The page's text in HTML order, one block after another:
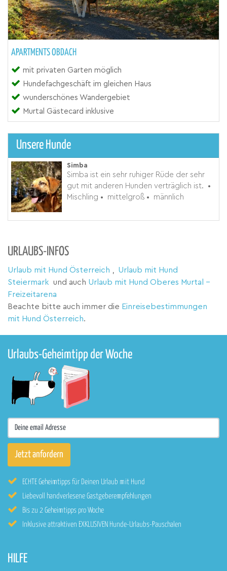
APARTMENTS OBDACH
mit privaten Garten möglich
Hundefachgeschäft im gleichen Haus
wunderschönes Wandergebiet
Murtal Gästecard inklusive
Unsere Hunde
Simba
Simba ist ein sehr ruhiger Rüde der sehr
gut mit anderen Hunden verträglich ist.
•
Mischling • mittelgroß • männlich
URLAUBS-INFOS
Urlaub mit Hund Österreich , Urlaub mit Hund
Steiermark und auch Urlaub mit Hund Oberes Murtal -
Freizeitarena
Beachte bitte auch immer die Einreisebestimmungen
mit Hund Österreich.
Urlaubs-Geheimtipp der Woche
ECHTE Geheimtipps für Deinen Urlaub mit Hund
Liebevoll handverlesene Gastgeberempfehlungen
Bis zu 2 Geheimtipps pro Woche
Inklusive attraktiven EXKLUSIVEN Hunde-Urlaubs-Pauschalen
HILFE